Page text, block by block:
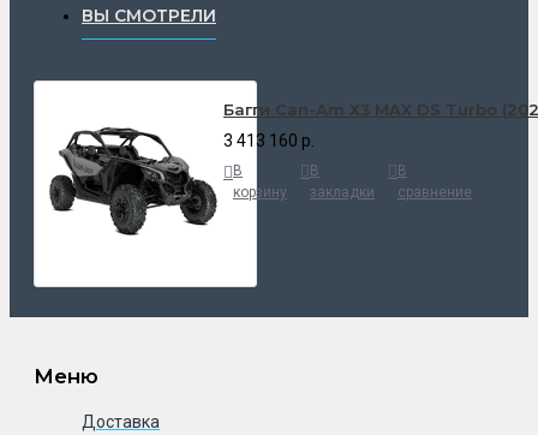
ВЫ СМОТРЕЛИ
Багги Сan-Аm Х3 MAX DS Turbo
3 413 160 р.
В
корзину
В
закладки
В
сравнение
Меню
Доставка